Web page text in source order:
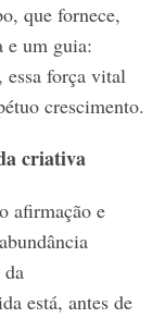
que fornece,
e um guia:
essa força vital
crescimento.
criativa
afirmação e
está, antes de